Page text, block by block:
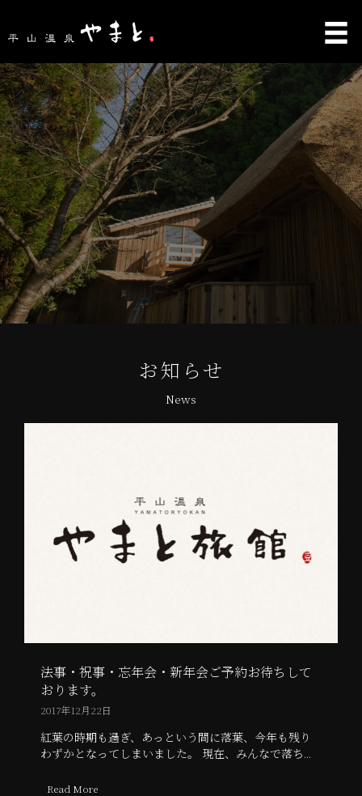
お知らせ
News
法事・祝事・忘年会・新年会ご予約お待ちして
おります。
2017年12月22日
紅葉の時期も過ぎ、あっという間に落葉、今年も残り
わずかとなってしまいました。 現在、みんなで落ち...
Read More